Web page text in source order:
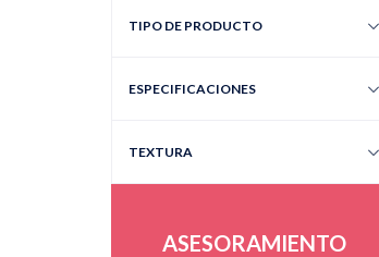
TIPO DE PRODUCTO
ESPECIFICACIONES
TEXTURA
ASESORAMIENTO